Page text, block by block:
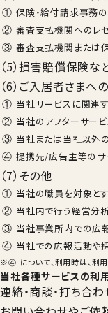
保険・給付請求事務
審査支払機関へのレ
審査支払機関または
（5）損害賠償保険
（6）ご入居者さまへ
当社サービスに関連
当社のアフターサー
当社または当社以外
提携先/広告主等の
（7）その他
当社の職員を対象と
当社内で行う経営分
当社事業所内での広
当社での広報活動や
※④ について、利用時は、利
当社各種サービスの利
連絡・商談・打ち合